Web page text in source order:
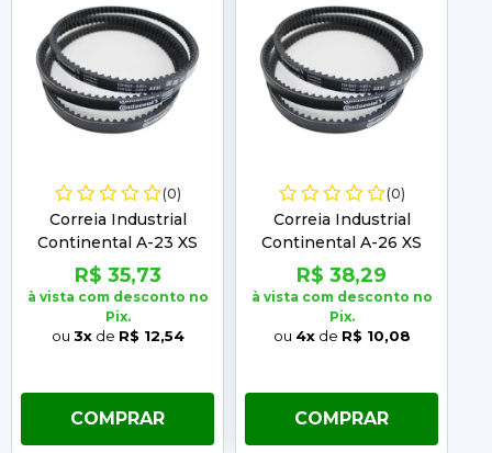
(0)
Correia Industrial
Continental A-23 XS
R$ 35,73
à vista com desconto no
Pix.
ou 3xde R$ 12,54
COMPRAR
(0)
Correia Industrial
Continental A-26 XS
R$ 38,29
à vista com desconto no
Pix.
ou 4xde R$ 10,08
COMPRAR